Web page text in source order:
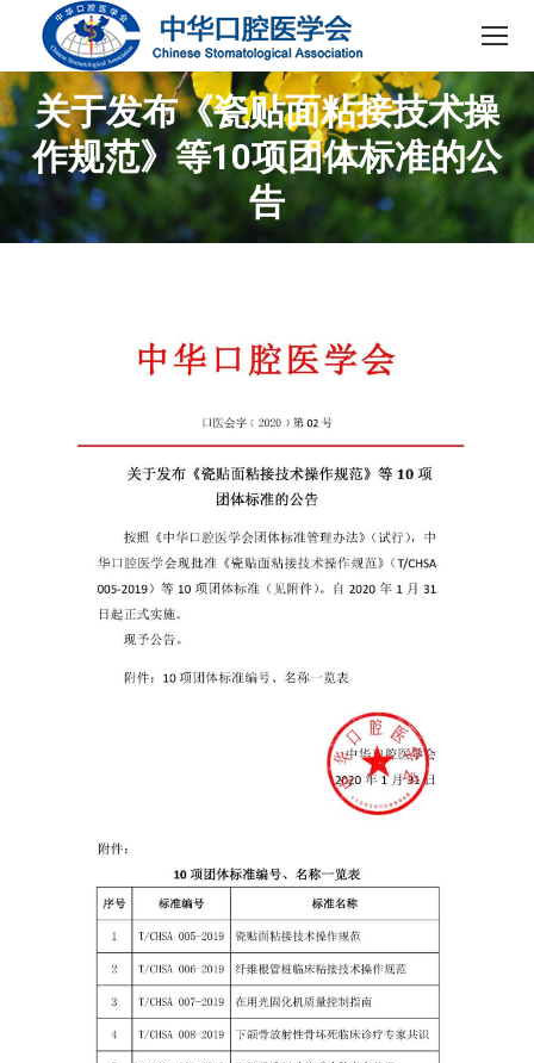
关于发布《瓷贴面粘接技术操
作规范》等10项团体标准的公
告